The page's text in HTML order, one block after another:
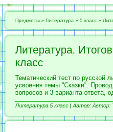
Предметы » Литература » 5 класс »
Литература.
класс
Тематический тест по русской
усвоения темы "Сказки".
вопросов и 3 варианта ответа,
Литература 5 класс | Автор: Автор: